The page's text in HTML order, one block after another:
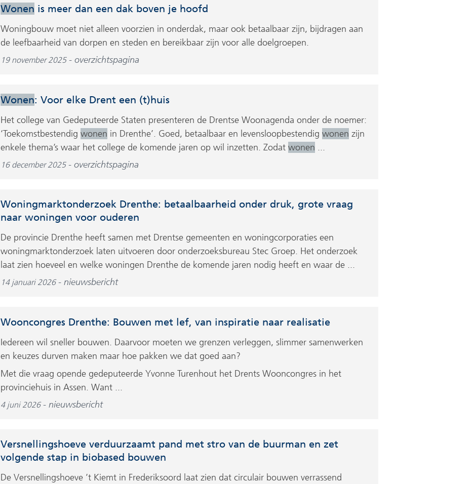
Wonen is meer dan een dak boven je hoofd
Woningbouw moet niet alleen voorzien in onderdak, maar ook betaalbaar zijn, bijdragen aan
de leefbaarheid van dorpen en steden en bereikbaar zijn voor alle doelgroepen.
19 november 2025 overzichtspagina
Wonen: Voor elke Drent een (t)huis
Het college van Gedeputeerde Staten presenteren de Drentse Woonagenda onder de noemer:
‘Toekomstbestendig wonen in Drenthe’. Goed, betaalbaar en levensloopbestendig wonen zijn
enkele thema’s waar het college de komende jaren op wil inzetten. Zodat wonen ...
16 december 2025 overzichtspagina
Woningmarktonderzoek Drenthe: betaalbaarheid onder druk, grote vraag
naar woningen voor ouderen
De provincie Drenthe heeft samen met Drentse gemeenten en woningcorporaties een
woningmarktonderzoek laten uitvoeren door onderzoeksbureau Stec Groep. Het onderzoek
laat zien hoeveel en welke woningen Drenthe de komende jaren nodig heeft en waar de ...
14 januari 2026 nieuwsbericht
Wooncongres Drenthe: Bouwen met lef, van inspiratie naar realisatie
Iedereen wil sneller bouwen. Daarvoor moeten we grenzen verleggen, slimmer samenwerken
en keuzes durven maken maar hoe pakken we dat goed aan?
Met die vraag opende gedeputeerde Yvonne Turenhout het Drents Wooncongres in het
provinciehuis in Assen. Want ...
4 juni 2026 nieuwsbericht
Versnellingshoeve verduurzaamt pand met stro van de buurman en zet
volgende stap in biobased bouwen
De Versnellingshoeve ’t Kiemt in Frederiksoord laat zien dat circulair bouwen verrassend